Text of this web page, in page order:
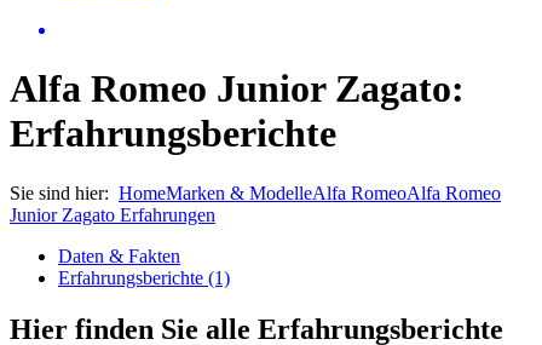
Alfa Romeo Junior Zagato:
Erfahrungsberichte
Sie sind hier: HomeMarken & ModelleAlfa RomeoAlfa Romeo
Junior Zagato Erfahrungen
Daten & Fakten
Erfahrungsberichte (1)
Hier finden Sie alle Erfahrungsberichte